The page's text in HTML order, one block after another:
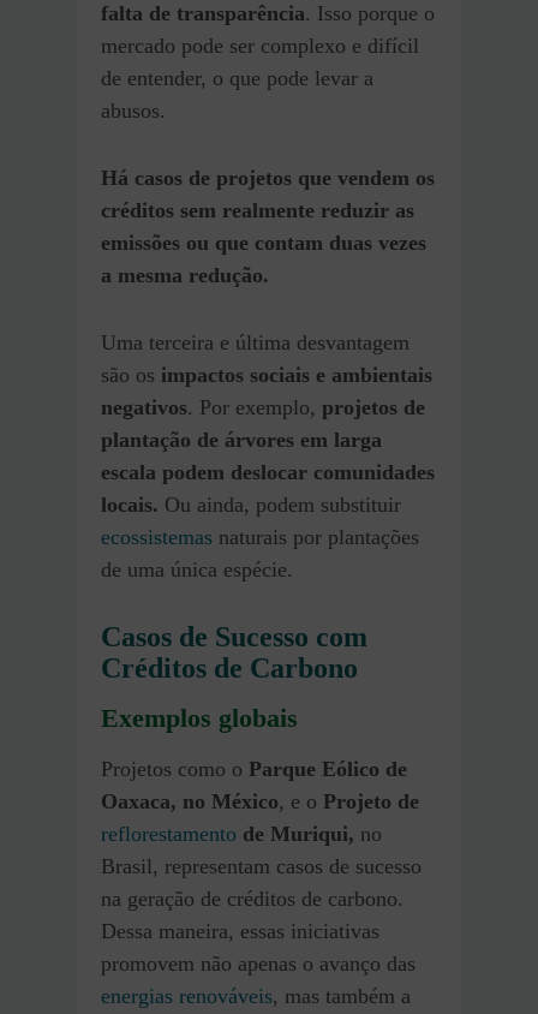
falta de transparência. Isso porque o
mercado pode ser complexo e difícil
de entender, o que pode levar a
abusos.
Há casos de projetos que vendem os
créditos sem realmente reduzir as
emissões ou que contam duas vezes
a mesma redução.
Uma terceira e última desvantagem
são os impactos sociais e ambientais
negativos. Por exemplo, projetos de
plantação de árvores em larga
escala podem deslocar comunidades
locais. Ou ainda, podem substituir
ecossistemas naturais por plantações
de uma única espécie.
Casos de Sucesso com
Créditos de Carbono
Exemplos globais
Projetos como o Parque Eólico de
Oaxaca, no México, e o Projeto de
reflorestamento de Muriqui, no
Brasil, representam casos de sucesso
na geração de créditos de carbono.
Dessa maneira, essas iniciativas
promovem não apenas o avanço das
energias renováveis, mas também a